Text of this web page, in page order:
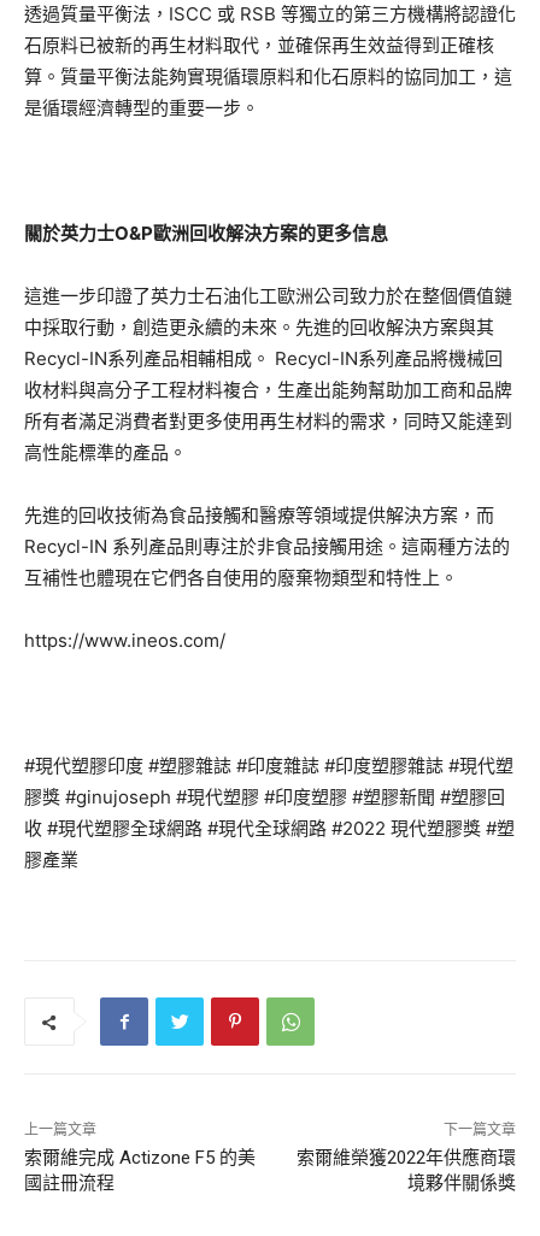
透過質量平衡法，ISCC 或 RSB 等獨立的第三方機構將認證化
石原料已被新的再生材料取代，並確保再生效益得到正確核
算。質量平衡法能夠實現循環原料和化石原料的協同加工，這
是循環經濟轉型的重要一步。
關於英力士O&P歐洲回收解決方案的更多信息
這進一步印證了英力士石油化工歐洲公司致力於在整個價值鏈
中採取行動，創造更永續的未來。先進的回收解決方案與其
Recycl-IN系列產品相輔相成。 Recycl-IN系列產品將機械回
收材料與高分子工程材料複合，生產出能夠幫助加工商和品牌
所有者滿足消費者對更多使用再生材料的需求，同時又能達到
高性能標準的產品。
先進的回收技術為食品接觸和醫療等領域提供解決方案，而
Recycl-IN 系列產品則專注於非食品接觸用途。這兩種方法的
互補性也體現在它們各自使用的廢棄物類型和特性上。
https://www.ineos.com/
#現代塑膠印度 #塑膠雜誌 #印度雜誌 #印度塑膠雜誌 #現代塑
膠獎 #ginujoseph #現代塑膠 #印度塑膠 #塑膠新聞 #塑膠回
收 #現代塑膠全球網路 #現代全球網路 #2022 現代塑膠獎 #塑
膠產業
上一篇文章
索爾維完成 Actizone F5 的美
國註冊流程
下一篇文章
索爾維榮獲2022年供應商環
境夥伴關係獎